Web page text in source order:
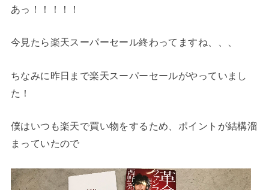
あっ！！！！！
今見たら楽天スーパーセール終わってますね、、、
ちなみに昨日まで楽天スーパーセールがやっていまし
た！
僕はいつも楽天で買い物をするため、ポイントが結構溜
まっていたので